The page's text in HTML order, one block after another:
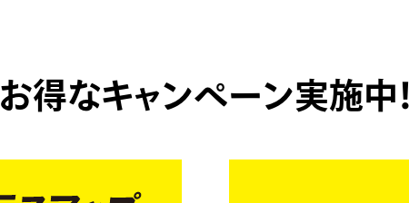
お得なキャンペーン実施中